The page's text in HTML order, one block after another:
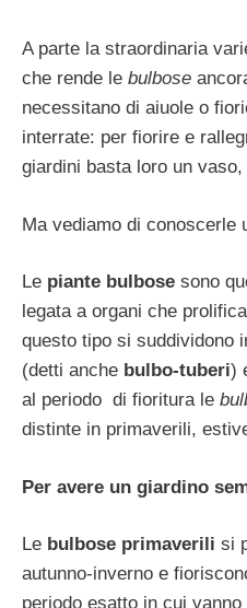
A parte la straordinaria
che rende le bulbose
necessitano di aiuole o
interrate: per fiorire e
giardini basta loro un
Ma vediamo di conoscerle
Le piante bulbose sono
legata a organi che
questo tipo si suddividono
(detti anche bulbo-tuberi)
al periodo di fioritura le
distinte in primaverili,
Per avere un giardino
Le bulbose primaverili si
autunno-inverno e
periodo esatto in cui